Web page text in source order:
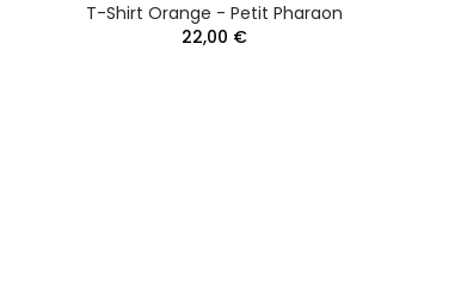
T-Shirt Orange - Petit Pharaon
22,00 €